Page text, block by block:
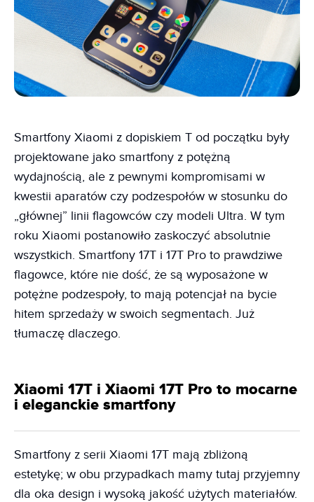
Smartfony Xiaomi z dopiskiem T od początku były
projektowane jako smartfony z potężną
wydajnością, ale z pewnymi kompromisami w
kwestii aparatów czy podzespołów w stosunku do
„głównej” linii flagowców czy modeli Ultra. W tym
roku Xiaomi postanowiło zaskoczyć absolutnie
wszystkich. Smartfony 17T i 17T Pro to prawdziwe
flagowce, które nie dość, że są wyposażone w
potężne podzespoły, to mają potencjał na bycie
hitem sprzedaży w swoich segmentach. Już
tłumaczę dlaczego.
Xiaomi 17T i Xiaomi 17T Pro to mocarne
i eleganckie smartfony
Smartfony z serii Xiaomi 17T mają zbliżoną
estetykę; w obu przypadkach mamy tutaj przyjemny
dla oka design i wysoką jakość użytych materiałów.